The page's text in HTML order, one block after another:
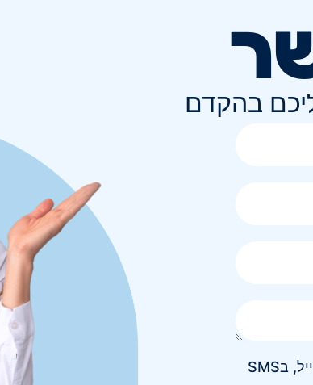
בהקדם
אני מאשר/ת קבלת חומר פרסומי בטלפון, במייל, בSMS